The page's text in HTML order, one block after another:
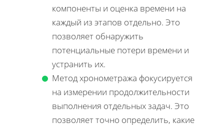
компоненты и оценка времени на
каждый из этапов отдельно. Это
позволяет обнаружить
потенциальные потери времени и
устранить их.
Метод хронометража фокусируется
на измерении продолжительности
выполнения отдельных задач. Это
позволяет точно определить, какие